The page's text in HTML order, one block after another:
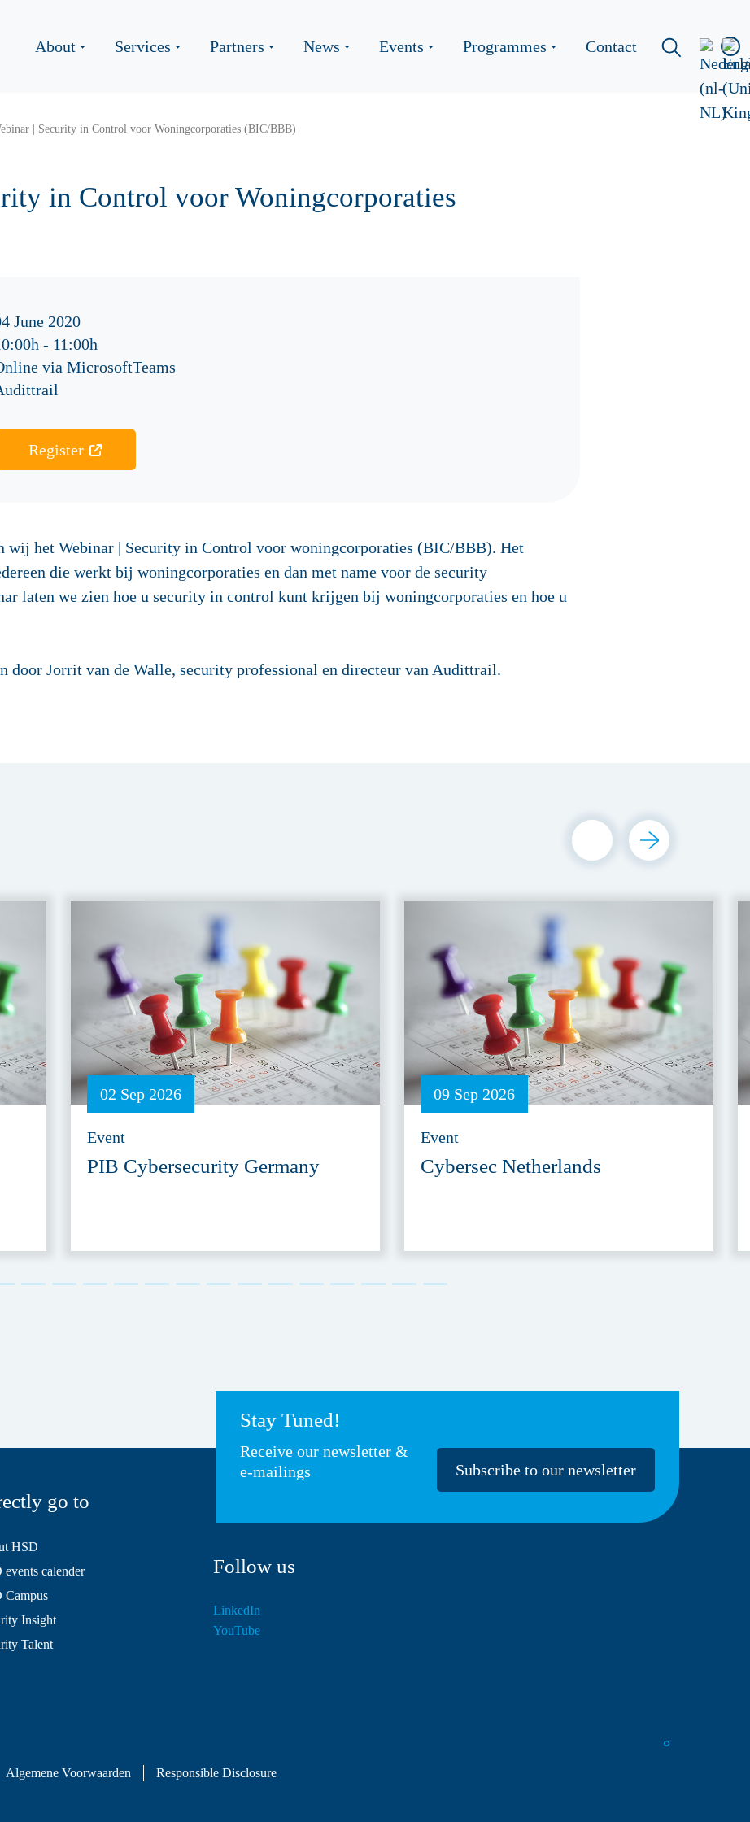
About Services Partners News Events Programmes Contact
| Security in Control voor Woningcorporaties (BIC/BBB)
in Control voor Woningcorporaties
June 2020
- 11:00h
via MicrosoftTeams
Register
wij het Webinar | Security in Control voor woningcorporaties (BIC/BBB). Het
die werkt bij woningcorporaties en dan met name voor de security
laten we zien hoe u security in control kunt krijgen bij woningcorporaties en hoe u
door Jorrit van de Walle, security professional en directeur van Audittrail.
02 Sep 2026
Event
PIB Cybersecurity Germany
09 Sep 2026
Event
Cybersec Netherlands
Stay Tuned!
Receive our newsletter &
e-mailings
Subscribe to our newsletter
go to
HSD
events calender
Campus
Insight
Talent
Follow us
LinkedIn
YouTube
Algemene Voorwaarden Responsible Disclosure